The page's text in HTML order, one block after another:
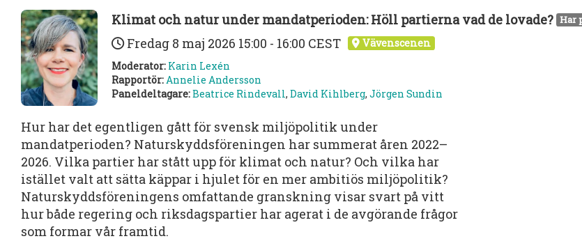
Klimat och natur under mandatperioden: Höll partierna vad de lovade? Har
Fredag 8 maj 2026 15:00 - 16:00 CEST
Vävenscenen
Moderator: Karin Lexén
Rapportör: Annelie Andersson
Paneldeltagare:Beatrice Rindevall, David Kihlberg, Jörgen Sundin
Hur har det egentligen gått för svensk miljöpolitik under
mandatperioden? Naturskyddsföreningen har summerat åren 2022–
2026. Vilka partier har stått upp för klimat och natur? Och vilka har
istället valt att sätta käppar i hjulet för en mer ambitiös miljöpolitik?
Naturskyddsföreningens omfattande granskning visar svart på vitt
hur både regering och riksdagspartier har agerat i de avgörande frågor
som formar vår framtid.